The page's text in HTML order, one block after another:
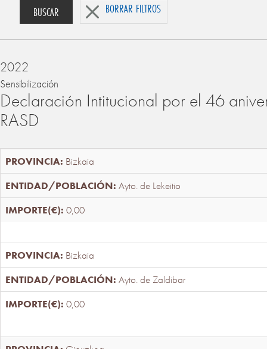
BUSCAR BORRAR FILTROS
2022
Sensibilización
Declaración Intitucional por el 46
RASD
Bizkaia
Ayto. de Lekeitio
0,00
Bizkaia
Ayto. de Zaldibar
0,00